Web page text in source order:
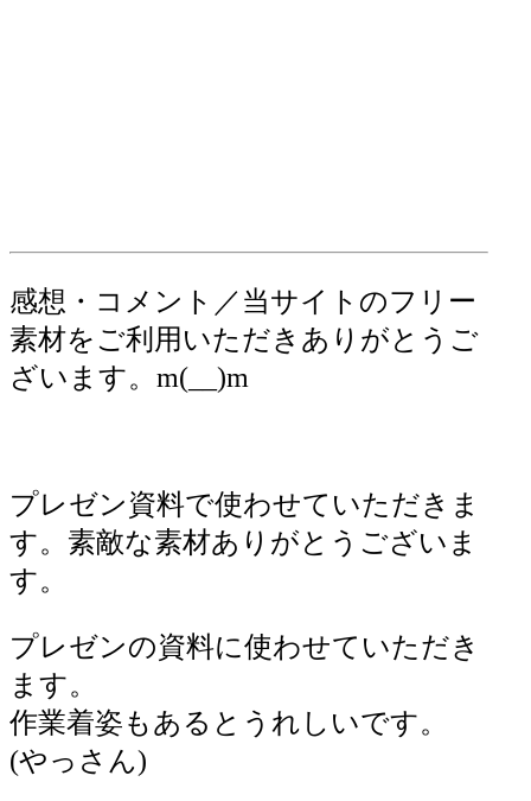
感想・コメント／当サイトのフリー
素材をご利用いただきありがとうご
ざいます。m(__)m
プレゼン資料で使わせていただきま
す。素敵な素材ありがとうございま
す。
プレゼンの資料に使わせていただき
ます。
作業着姿もあるとうれしいです。
(やっさん)